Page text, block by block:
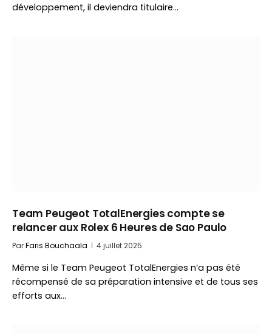
développement, il deviendra titulaire…
Team Peugeot TotalEnergies compte se
relancer aux Rolex 6 Heures de Sao Paulo
ParFaris Bouchaala 4 juillet 2025
Même si le Team Peugeot TotalEnergies n’a pas été
récompensé de sa préparation intensive et de tous ses
efforts aux…